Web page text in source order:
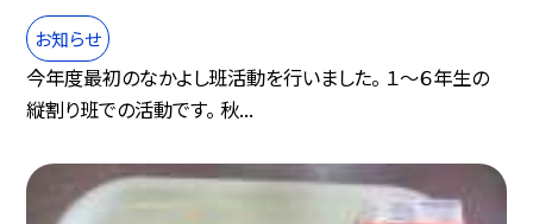
お知らせ
今年度最初のなかよし班活動を行いました。 １〜６年生の
縦割り班での活動です。 秋...